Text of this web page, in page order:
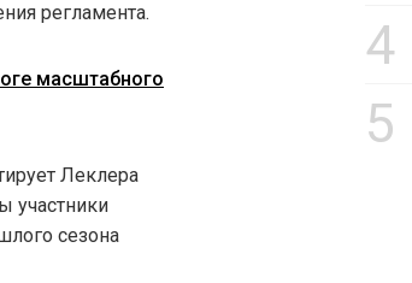
регламента.
масштабного
Леклера
участники
сезона
4
5